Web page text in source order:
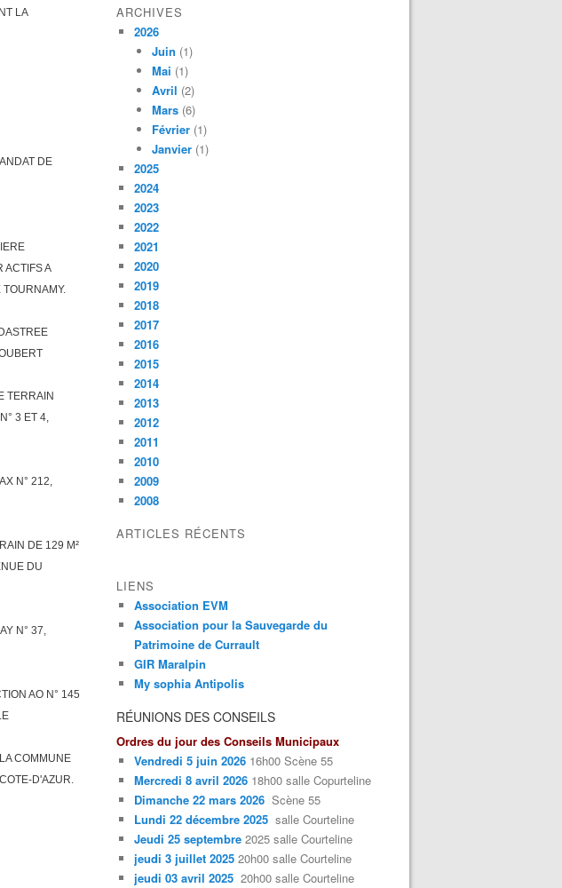
LA
DE
ACTIFS A
TERRAIN
3 ET 4,
N° 212,
DE 129 M²
DU
N° 37,
AO N° 145
COMMUNE
D'AZUR.
ARCHIVES
2026
Juin (1)
Mai (1)
Avril (2)
Mars (6)
Février (1)
Janvier (1)
2025
2024
2023
2022
2021
2020
2019
2018
2017
2016
2015
2014
2013
2012
2011
2010
2009
2008
ARTICLES RÉCENTS
LIENS
Association EVM
Association pour la Sauvegarde du
Patrimoine de Currault
GIR Maralpin
My sophia Antipolis
RÉUNIONS DES CONSEILS
Ordres du jour des Conseils Municipaux
Vendredi 5 juin 2026 16h00 Scène 55
Mercredi 8 avril 2026 18h00 salle Copurteline
Dimanche 22 mars 2026 Scène 55
Lundi 22 décembre 2025 salle Courteline
Jeudi 25 septembre 2025 salle Courteline
jeudi 3 juillet 2025 20h00 salle Courteline
jeudi 03 avril 2025 20h00 salle Courteline